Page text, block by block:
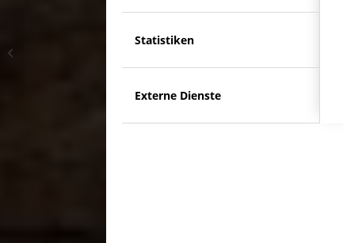
Statistiken
Externe Dienste